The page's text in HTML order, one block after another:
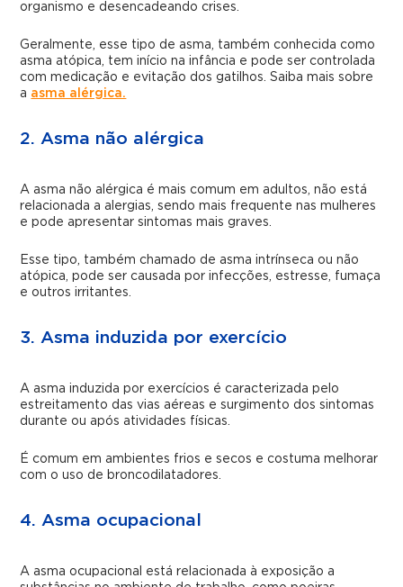
organismo e desencadeando crises.
Geralmente, esse tipo de asma, também conhecida como
asma atópica, tem início na infância e pode ser controlada
com medicação e evitação dos gatilhos. Saiba mais sobre
a asma alérgica.
2. Asma não alérgica
A asma não alérgica é mais comum em adultos, não está
relacionada a alergias, sendo mais frequente nas mulheres
e pode apresentar sintomas mais graves.
Esse tipo, também chamado de asma intrínseca ou não
atópica, pode ser causada por infecções, estresse, fumaça
e outros irritantes.
3. Asma induzida por exercício
A asma induzida por exercícios é caracterizada pelo
estreitamento das vias aéreas e surgimento dos sintomas
durante ou após atividades físicas.
É comum em ambientes frios e secos e costuma melhorar
com o uso de broncodilatadores.
4. Asma ocupacional
A asma ocupacional está relacionada à exposição a